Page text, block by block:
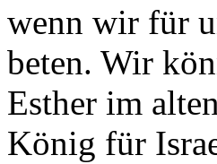
wenn wir für
beten. Wir
Esther im
König für